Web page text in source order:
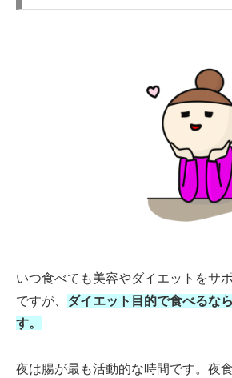
いつ食べても美容やダイエットをサ
ですが、 ダイエット目的で食べるな
す。
夜は腸が最も活動的な時間です。夜